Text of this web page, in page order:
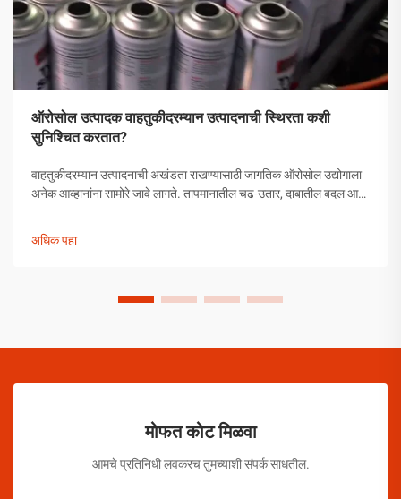
ऑरोसोल उत्पादक वाहतुकीदरम्यान उत्पादनाची स्थिरता कशी
सुनिश्चित करतात?
वाहतुकीदरम्यान उत्पादनाची अखंडता राखण्यासाठी जागतिक ऑरोसोल उद्योगाला
अनेक आव्हानांना सामोरे जावे लागते. तापमानातील चढ-उतार, दाबातील बदल आणि
उपाययोजना राबविल्या पाहिजेत.
अधिक पहा
मोफत कोट मिळवा
आमचे प्रतिनिधी लवकरच तुमच्याशी संपर्क साधतील.